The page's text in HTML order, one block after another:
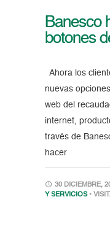
Banesco
botones
Ahora los
nuevas
web del
internet,
través de
hacer
30 DICIEMBRE,
Y SERVICIOS •